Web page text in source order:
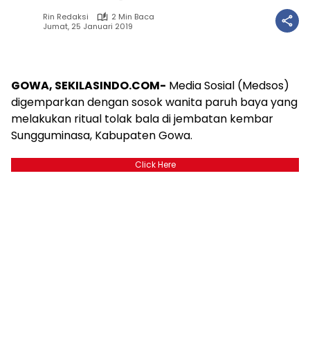
Rin Redaksi
2 Min Baca
Jumat, 25 Januari 2019
GOWA, SEKILASINDO.COM- Media Sosial (Medsos)
digemparkan dengan sosok wanita paruh baya yang
melakukan ritual tolak bala di jembatan kembar
Sungguminasa, Kabupaten Gowa.
Click Here